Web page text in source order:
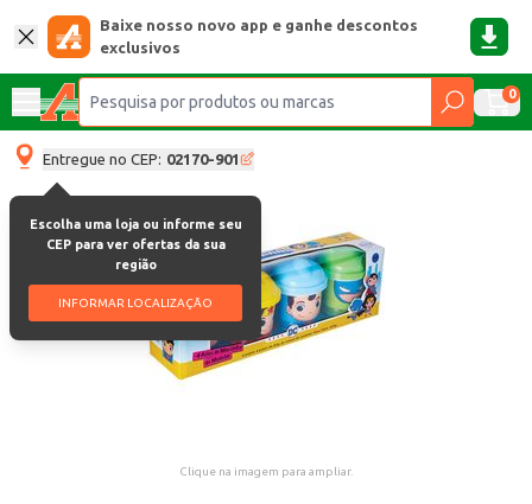
Baixe nosso novo app e ganhe descontos
exclusivos
0
Entregue no CEP: 02170-901
Escolha uma loja ou informe seu
CEP para ver ofertas da sua
região
INFORMAR LOCALIZAÇÃO
Clique na imagem para ampliar.